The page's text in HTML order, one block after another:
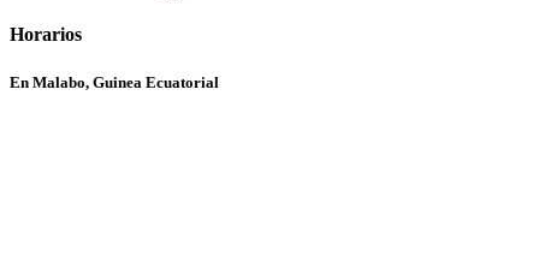
Horarios
En Malabo, Guinea Ecuatorial